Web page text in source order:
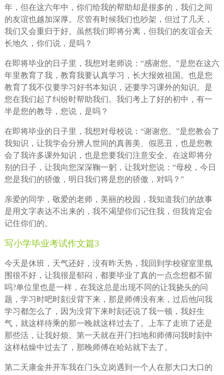
年，但在这六年中，你们给我的帮助却是很多的，我们之间
的友谊也越加深厚。尽管有时候我们也吵架，但过了几天，
我们又会重归于好。虽然我们即将分离，但我们的友谊会天
长地久，你们说，是吗？
在即将毕业的日子里，我想对老师说：“感谢您。”是您在这六
年里教育了我，教育我要认真学习，长大报效祖国。也是您
教育了我不仅要学习好书本知识，还要学习课外的知识。是
您在我们起了纠纷时帮助我们。我们考上了好的初中，有一
半是您的教导，您说，是吗？
在即将毕业的日子里，我想对母校说：“谢谢您。”是您教会了
我知识，让我学会分辨人世间的真善美、假恶丑，也是您教
会了我许多课外知识，也是您要我们注意安全。在这即将分
别的日子，让我向您深深鞠一躬，让我对您说：“母校，今日
您是我们的骄傲，明日我们将是您的骄傲，对吗？”
亲爱的同学，敬爱的老师，美丽的校园，我知道我们的故事
是用文字表达不出来的，我不渴望你们记住我，但我肯定会
记住你们的。
写小学毕业考试作文篇3
今天是休班，天气还好，没有昨天热，我回到学校寝室里氛
围很不好，让我很是郁闷，都要毕业了真的一点念想都不留
吗?单位里也是一样，在我这总是出现不同的让我挠头的问
题，学习时吧时刻没背下来，那是师傅没有来，过后他问我
学习都怎么了，因为没背下来时刻还说了我一顿，我好生
气，就这样待乘的那一晚就这样过去了。上车了走班了还是
那些活，让我好烦。第一天就在开门扫地和师傅问我时刻中
这样枯燥中过去了，那晚师傅在哈站就下去了。
第二天康金井开车我在门头立岗遇到一个人在那大口大口的